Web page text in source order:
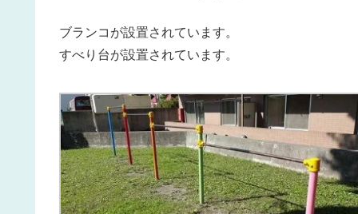
ブランコが設置されています。
すべり台が設置されています。